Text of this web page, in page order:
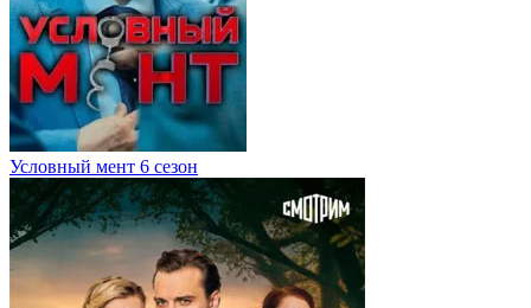
Условный мент 6 сезон